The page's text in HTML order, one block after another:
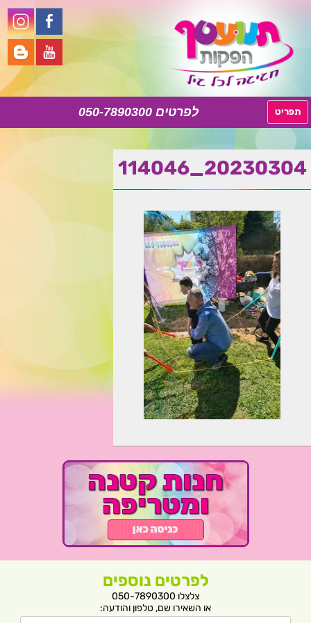
050-7890300 תפריט
לתוכן
20230304_114046
לפרטים נוספים
צלצלו 050-7890300
או השאירו שם, טלפון והודעה: